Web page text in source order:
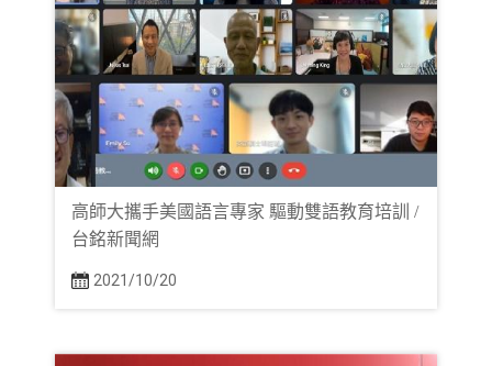
高師大攜手美國語言專家 驅動雙語教育培訓 /
台銘新聞網
2021/10/20